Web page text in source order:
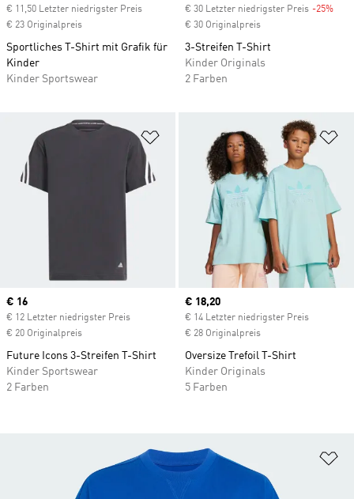
€ 11,50 Letzter niedrigster Preis
€ 23 Originalpreis
Sportliches T-Shirt mit Grafik für
Kinder
Kinder Sportswear
€ 30 Letzter niedrigster Preis -25%
€ 30 Originalpreis
3-Streifen T-Shirt
Kinder Originals
2 Farben
Zur Wunschliste hinzufügen
Current price
€ 16
€ 12 Letzter niedrigster Preis
€ 20 Originalpreis
Future Icons 3-Streifen T-Shirt
Kinder Sportswear
2 Farben
Current price
€ 18,20
€ 14 Letzter niedrigster Preis
€ 28 Originalpreis
Oversize Trefoil T-Shirt
Kinder Originals
5 Farben